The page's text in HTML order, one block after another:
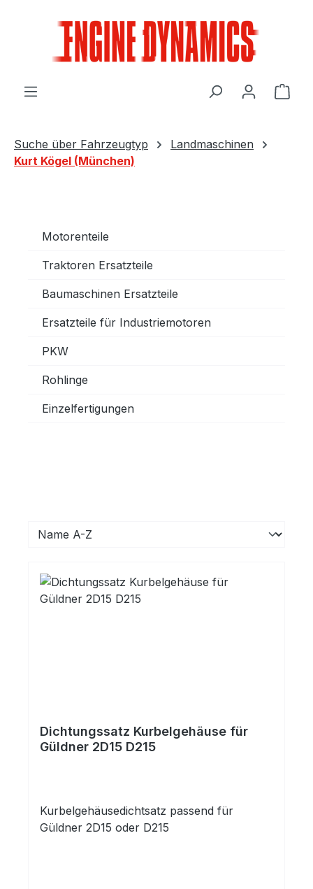
Suche über Fahrzeugtyp
Landmaschinen
Kurt Kögel (München)
Motorenteile
Traktoren Ersatzteile
Baumaschinen Ersatzteile
Ersatzteile für Industriemotoren
PKW
Rohlinge
Einzelfertigungen
Dichtungssatz Kurbelgehäuse für
Güldner 2D15 D215
Kurbelgehäusedichtsatz passend für
Güldner 2D15 oder D215